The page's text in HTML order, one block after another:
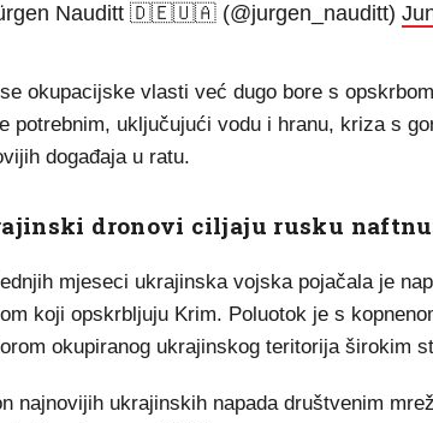
Nauditt 🇩🇪🇺🇦 (@jurgen_nauditt)
okupacijske vlasti već dugo bore s
potrebnim, uključujući vodu i hranu, kriza s
događaja u ratu.
dronovi ciljaju rusku
mjeseci ukrajinska vojska pojačala je
koji opskrbljuju Krim. Poluotok je s
okupiranog ukrajinskog teritorija širokim
najnovijih ukrajinskih napada društvenim